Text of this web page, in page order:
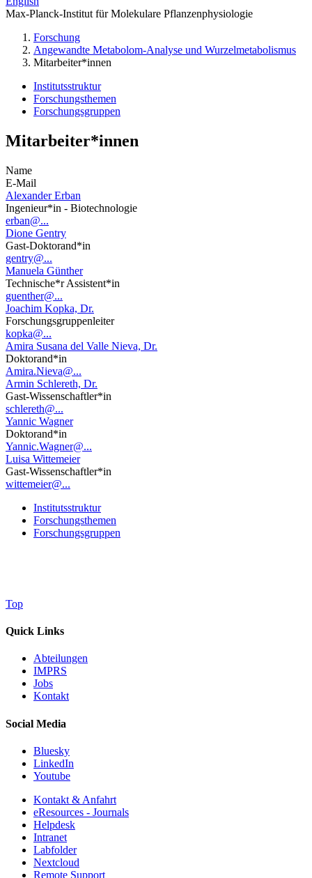
Max-Planck-Institut für Molekulare Pflanzenphysiologie
Forschung
Angewandte Metabolom-Analyse und Wurzelmetabolismus
Mitarbeiter*innen
Institutsstruktur
Forschungsthemen
Forschungsgruppen
Mitarbeiter*innen
Name
E-Mail
Alexander Erban
Ingenieur*in - Biotechnologie
erban@...
Dione Gentry
Gast-Doktorand*in
gentry@...
Manuela Günther
Technische*r Assistent*in
guenther@...
Joachim Kopka, Dr.
Forschungsgruppenleiter
kopka@...
Amira Susana del Valle Nieva, Dr.
Doktorand*in
Amira.Nieva@...
Armin Schlereth, Dr.
Gast-Wissenschaftler*in
schlereth@...
Yannic Wagner
Doktorand*in
Yannic.Wagner@...
Luisa Wittemeier
Gast-Wissenschaftler*in
wittemeier@...
Institutsstruktur
Forschungsthemen
Forschungsgruppen
Top
Quick Links
Abteilungen
IMPRS
Jobs
Kontakt
Social Media
Bluesky
LinkedIn
Youtube
Kontakt & Anfahrt
eResources - Journals
Helpdesk
Intranet
Labfolder
Nextcloud
Remote Support